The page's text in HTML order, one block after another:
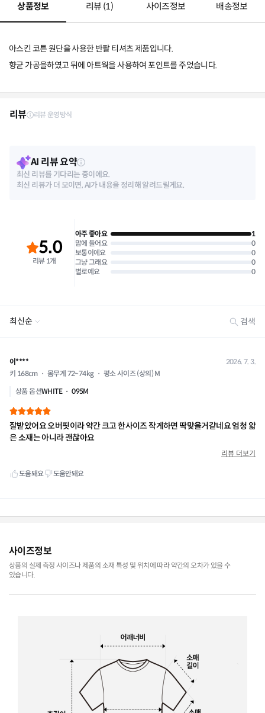
상품정보 리뷰 (1) 사이즈정보 배송정보
아스킨 코튼 원단을 사용한 반팔 티셔츠 제품입니다.
향균 가공을하였고 뒤에 아트웍을 사용하여 포인트를 주었습니다.
사이즈정보
상품의 실제 측정 사이즈나 제품의 소재 특성 및 위치에 따라 약간의 오차가 있을 수
있습니다.